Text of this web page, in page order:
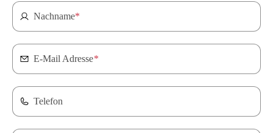
Nachname*
E-Mail Adresse*
Telefon